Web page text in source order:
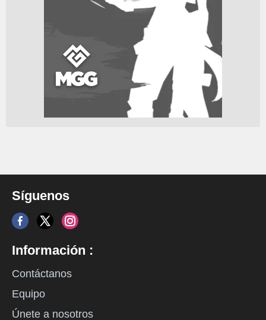
Síguenos
Información :
Contáctanos
Equipo
Únete a nosotros